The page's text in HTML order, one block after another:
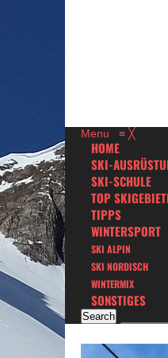
Menu ≡ ╳
HOME
SKI-
SKI-SCHULE
TOP
TIPPS
WINTERSPORT
SKI ALPIN
SKI NORDISCH
WINTERMIX
SONSTIGES